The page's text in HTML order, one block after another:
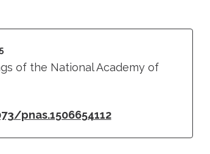
of the National Academy of
pnas.1506654112